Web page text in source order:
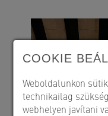
COOKIE
Weboldalunkon
technikailag
webhelyen javítani